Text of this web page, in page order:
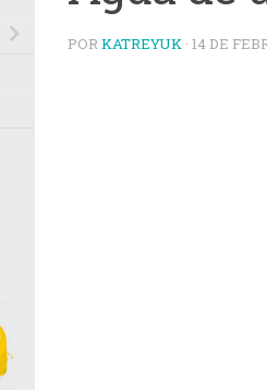
POR KATREYUK · 14 DE